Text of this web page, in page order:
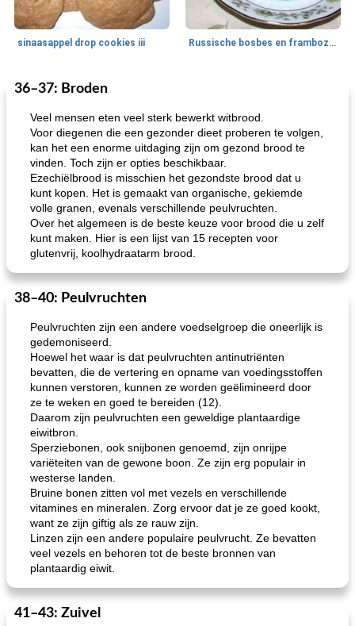
sinaasappel drop cookies iii Russische bosbes en frambozenpudding
Ontbijt
loco mokka havermout rustieke dorpspizza
36–37: Broden
Veel mensen eten veel sterk bewerkt witbrood.
Voor diegenen die een gezonder dieet proberen te volgen,
kan het een enorme uitdaging zijn om gezond brood te
vinden. Toch zijn er opties beschikbaar.
Ezechiëlbrood is misschien het gezondste brood dat u
kunt kopen. Het is gemaakt van organische, gekiemde
volle granen, evenals verschillende peulvruchten.
Over het algemeen is de beste keuze voor brood die u zelf
kunt maken. Hier is een lijst van 15 recepten voor
glutenvrij, koolhydraatarm brood.
38–40: Peulvruchten
Peulvruchten zijn een andere voedselgroep die oneerlijk is
gedemoniseerd.
Hoewel het waar is dat peulvruchten antinutriënten
bevatten, die de vertering en opname van voedingsstoffen
kunnen verstoren, kunnen ze worden geëlimineerd door
ze te weken en goed te bereiden (12).
Daarom zijn peulvruchten een geweldige plantaardige
eiwitbron.
Sperziebonen, ook snijbonen genoemd, zijn onrijpe
variëteiten van de gewone boon. Ze zijn erg populair in
westerse landen.
Bruine bonen zitten vol met vezels en verschillende
vitamines en mineralen. Zorg ervoor dat je ze goed kookt,
want ze zijn giftig als ze rauw zijn.
Linzen zijn een andere populaire peulvrucht. Ze bevatten
veel vezels en behoren tot de beste bronnen van
plantaardig eiwit.
41–43: Zuivel